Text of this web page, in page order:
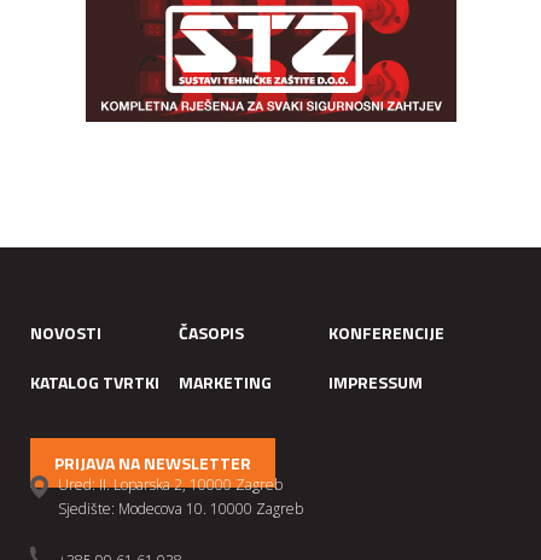
NOVOSTI ČASOPIS
KONFERENCIJE
KATALOG TVRTKI
MARKETING IMPRESSUM
PRIJAVA NA NEWSLETTER
Ured: II. Loparska 2, 10000 Zagreb
Sjedište: Modecova 10. 10000 Zagreb